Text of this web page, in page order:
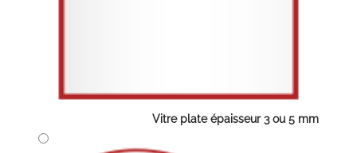
Vitre plate épaisseur 3 ou 5 mm